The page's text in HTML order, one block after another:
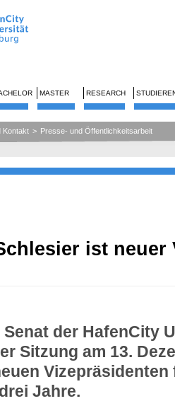
MASTER RESEARCH
Kontakt > Presse- und Öffentlichkeitsarbeit
ist neuer
der HafenCity
Sitzung am 13.
Vizepräsidenten
Jahre.